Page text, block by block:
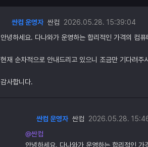
싼컴 운영자 싼컴 2026.05.28. 15:39:04
안녕하세요. 다나와가 운영하는 합리적인 가격의 컴
현재 순차적으로 안내드리고 있으니 조금만 기다려
감사합니다.
싼컴 운영자 싼컴 2026.05.28.
@싼컴
안녕하세요. 다나와가 운영하는 합리적인